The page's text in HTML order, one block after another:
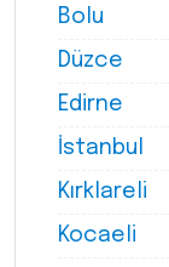
Bolu
Düzce
Edirne
İstanbul
Kırklareli
Kocaeli